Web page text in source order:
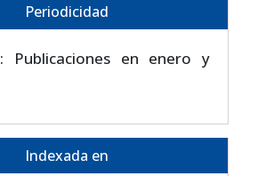
Periodicidad
: Publicaciones en enero y
Indexada en